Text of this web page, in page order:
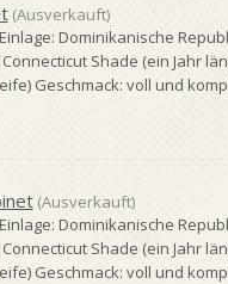
(Ausverkauft)
Dominikanische
Shade (ein Jahr
Geschmack: voll und
(Ausverkauft)
Dominikanische
Shade (ein Jahr
Geschmack: voll und